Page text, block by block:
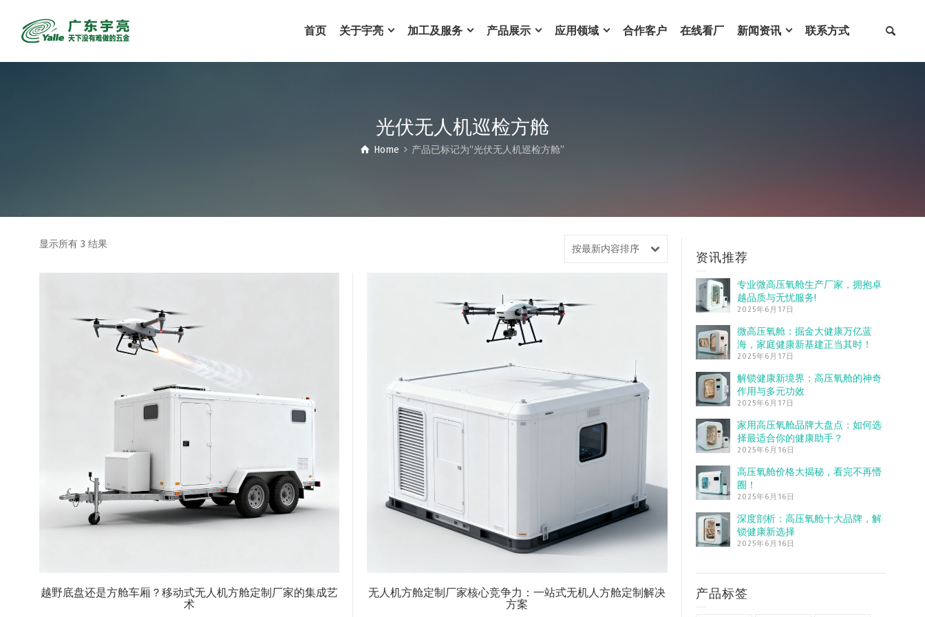
首页 关于宇亮 加工及服务 产品展示 应用领域 合作客户 在线看厂 新闻资讯 联系方式
光伏无人机巡检方舱
Home 产品已标记为“光伏无人机巡检方舱”
显示所有 3 结果 按最新内容排序
越野底盘还是方舱车厢？移动式无人机方舱定制厂家的集成艺
术
无人机方舱定制厂家核心竞争力：一站式无机人方舱定制解决
方案
资讯推荐
专业微高压氧舱生产厂家，拥抱卓
越品质与无忧服务!
2025年6月17日
微高压氧舱：掘金大健康万亿蓝
海，家庭健康新基建正当其时！
2025年6月17日
解锁健康新境界：高压氧舱的神奇
作用与多元功效
2025年6月17日
家用高压氧舱品牌大盘点：如何选
择最适合你的健康助手？
2025年6月16日
高压氧舱价格大揭秘，看完不再懵
圈！
2025年6月16日
深度剖析：高压氧舱十大品牌，解
锁健康新选择
2025年6月16日
产品标签